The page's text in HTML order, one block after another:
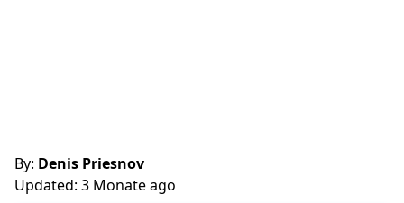
By: Denis Priesnov
Updated: 3 Monate ago